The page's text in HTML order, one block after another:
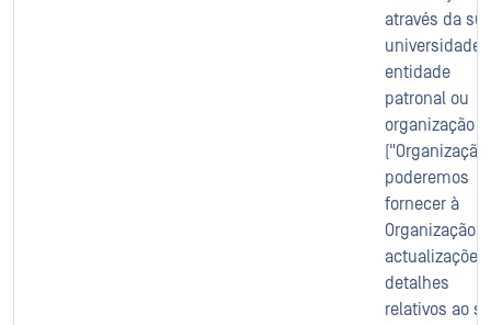
através da
universidade,
entidade
patronal ou
organização
poderemos
fornecer à
Organização
actualizações
detalhes
relativos ao